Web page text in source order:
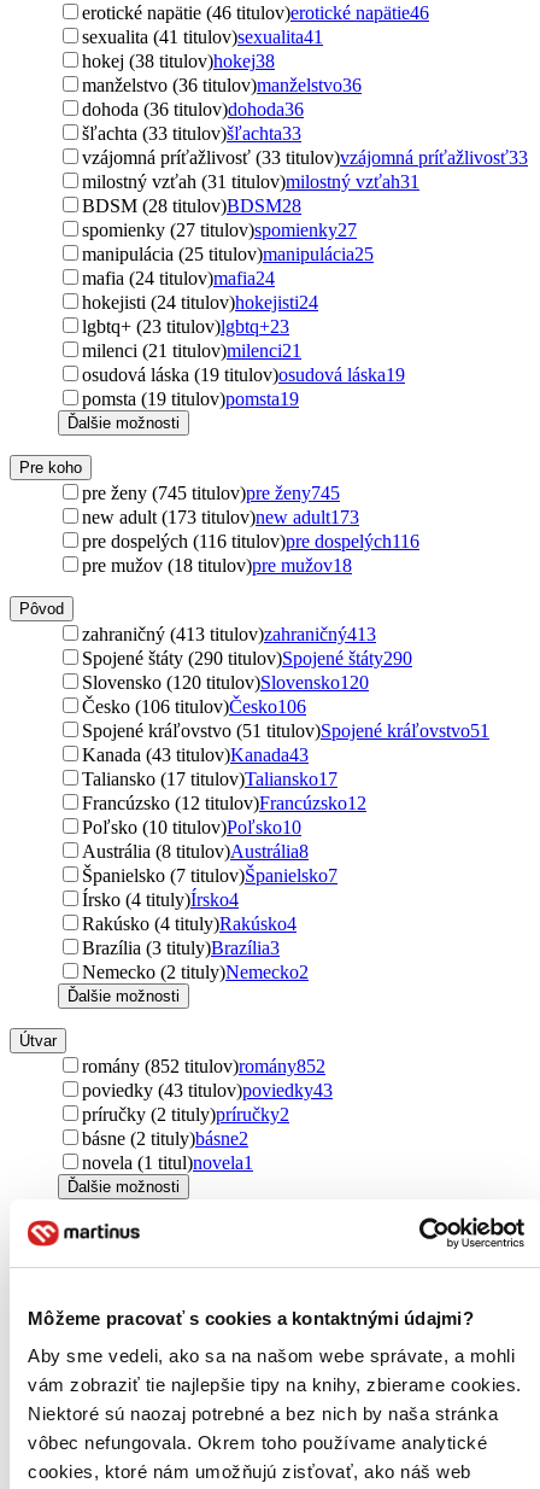
Môžeme pracovať s cookies a kontaktnými údajmi?
Aby sme vedeli, ako sa na našom webe správate, a mohli
vám zobraziť tie najlepšie tipy na knihy, zbierame cookies.
Niektoré sú naozaj potrebné a bez nich by naša stránka
vôbec nefungovala. Okrem toho používame analytické
cookies, ktoré nám umožňujú zisťovať, ako náš web
erotické napätie (46 titulov)erotické napätie46
sexualita (41 titulov)sexualita41
hokej (38 titulov)hokej38
manželstvo (36 titulov)manželstvo36
dohoda (36 titulov)dohoda36
šľachta (33 titulov)šľachta33
vzájomná príťažlivosť (33 titulov)vzájomná príťažlivosť33
milostný vzťah (31 titulov)milostný vzťah31
BDSM (28 titulov)BDSM28
spomienky (27 titulov)spomienky27
manipulácia (25 titulov)manipulácia25
mafia (24 titulov)mafia24
hokejisti (24 titulov)hokejisti24
lgbtq+ (23 titulov)lgbtq+23
milenci (21 titulov)milenci21
osudová láska (19 titulov)osudová láska19
pomsta (19 titulov)pomsta19
Ďalšie možnosti
Pre koho
pre ženy (745 titulov)pre ženy745
new adult (173 titulov)new adult173
pre dospelých (116 titulov)pre dospelých116
pre mužov (18 titulov)pre mužov18
Pôvod
zahraničný (413 titulov)zahraničný413
Spojené štáty (290 titulov)Spojené štáty290
Slovensko (120 titulov)Slovensko120
Česko (106 titulov)Česko106
Spojené kráľovstvo (51 titulov)Spojené kráľovstvo51
Kanada (43 titulov)Kanada43
Taliansko (17 titulov)Taliansko17
Francúzsko (12 titulov)Francúzsko12
Poľsko (10 titulov)Poľsko10
Austrália (8 titulov)Austrália8
Španielsko (7 titulov)Španielsko7
Írsko (4 tituly)Írsko4
Rakúsko (4 tituly)Rakúsko4
Brazília (3 tituly)Brazília3
Nemecko (2 tituly)Nemecko2
Ďalšie možnosti
Útvar
romány (852 titulov)romány852
poviedky (43 titulov)poviedky43
príručky (2 tituly)príručky2
básne (2 tituly)básne2
novela (1 titul)novela1
Ďalšie možnosti
Podžáner
detektívky (2 tituly)detektívky2
dark fantasy (2 tituly)dark fantasy2
horory (1 titul)horory 1
dark romance (1 titul)
dark romance1
Ďalšie možnosti
Autor